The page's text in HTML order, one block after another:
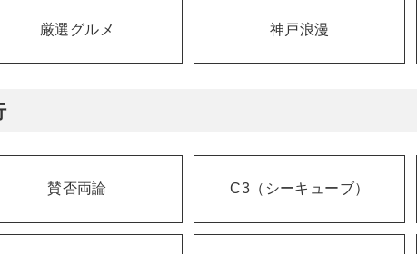
厳選グルメ 神戸浪漫
賛否両論 C3（シーキューブ）